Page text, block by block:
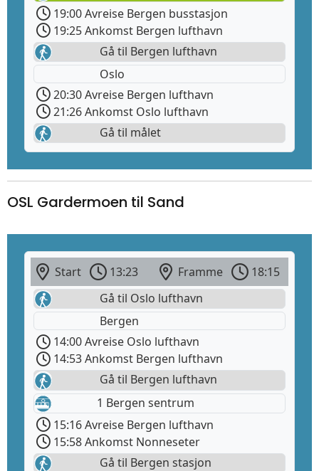
19:00 Avreise Bergen busstasjon
19:25 Ankomst Bergen lufthavn
Gå til Bergen lufthavn
Oslo
20:30 Avreise Bergen lufthavn
21:26 Ankomst Oslo lufthavn
Gå til målet
OSL Gardermoen til Sand
Start 13:23 Framme
18:15
Gå til Oslo lufthavn
Bergen
14:00 Avreise Oslo lufthavn
14:53 Ankomst Bergen lufthavn
Gå til Bergen lufthavn
1 Bergen sentrum
15:16 Avreise Bergen lufthavn
15:58 Ankomst Nonneseter
Gå til Bergen stasjon